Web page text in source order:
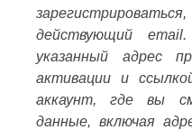
действующий
указанный адрес
активации и
аккаунт, где вы
данные, включая